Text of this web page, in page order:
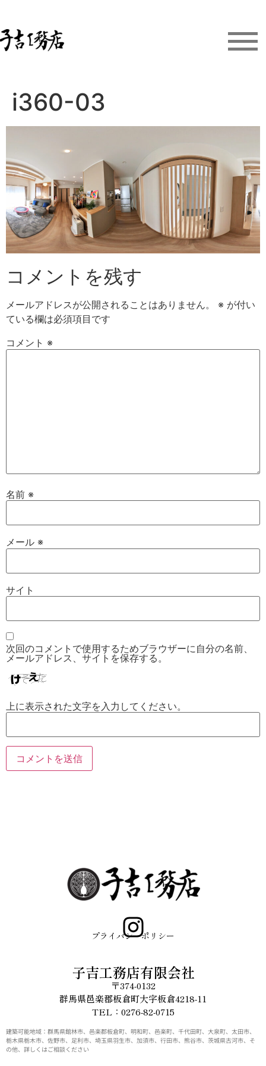
i360-03
コメントを残す
メールアドレスが公開されることはありません。 ※ が付い
ている欄は必須項目です
コメント ※
名前 ※
メール ※
サイト
次回のコメントで使用するためブラウザーに自分の名前、
メールアドレス、サイトを保存する。
上に表示された文字を入力してください。
プライバシーポリシー
子吉工務店有限会社
〒374-0132
群馬県邑楽郡板倉町大字板倉4218-11
TEL：0276-82-0715
建築可能地域：群馬県館林市、邑楽郡板倉町、明和町、邑楽町、千代田町、大泉町、太田市、
栃木県栃木市、佐野市、足利市、埼玉県羽生市、加須市、行田市、熊谷市、茨城県古河市、そ
の他、詳しくはご相談ください